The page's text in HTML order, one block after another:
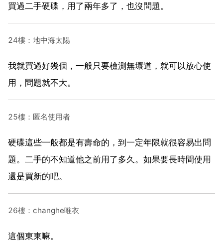
買過二手硬碟，用了兩年多了，也沒問題。
24樓：地中海太陽
我就買過好幾個，一般只要檢測無壞道，就可以放心使
用，問題就不大。
25樓：匿名使用者
硬碟這些一般都是有壽命的，到一定年限就很容易出問
題。二手的不知道他之前用了多久。如果要長時間使用
還是買新的吧。
26樓：changhe唯衣
這個東東嘛。